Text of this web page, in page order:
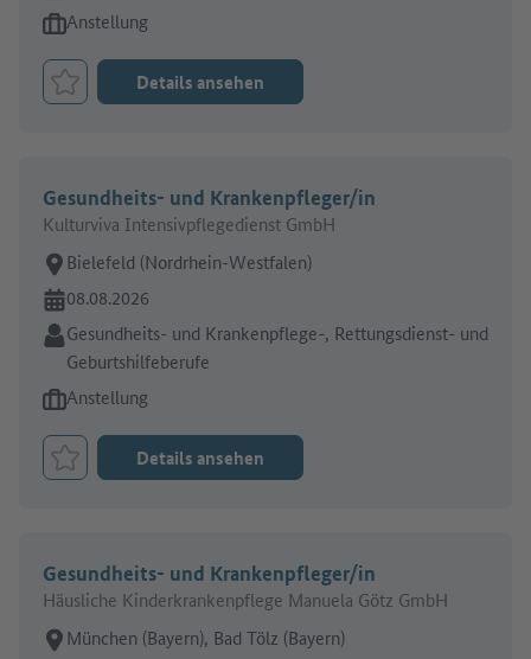
Art des Jobangebots:
Anstellung
Job merken
Details ansehen
Gesundheits- und Krankenpfleger/in
Kulturviva Intensivpflegedienst GmbH
Arbeitsort:
Bielefeld (Nordrhein-Westfalen)
Online seit:
08.08.2026
Branche:
Gesundheits- und Krankenpflege-, Rettungsdienst- und
Geburtshilfeberufe
Art des Jobangebots:
Anstellung
Job merken
Details ansehen
Gesundheits- und Krankenpfleger/in
Häusliche Kinderkrankenpflege Manuela Götz GmbH
Arbeitsort:
München (Bayern), Bad Tölz (Bayern)